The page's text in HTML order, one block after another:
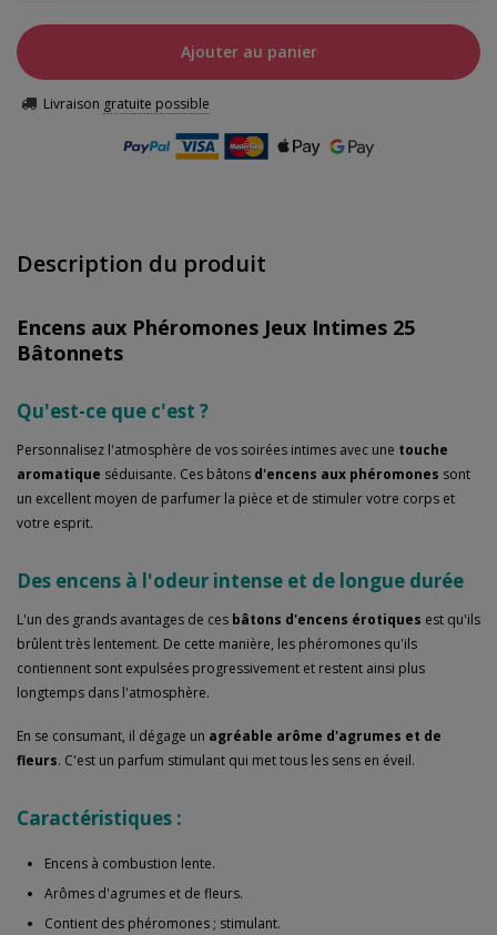
Ajouter au panier
Livraison gratuite possible
Description du produit
Encens aux Phéromones Jeux Intimes 25
Bâtonnets
Qu'est-ce que c'est ?
Personnalisez l'atmosphère de vos soirées intimes avec une touche
aromatique séduisante. Ces bâtons d'encens aux phéromones sont
un excellent moyen de parfumer la pièce et de stimuler votre corps et
votre esprit.
Des encens à l'odeur intense et de longue durée
L'un des grands avantages de ces bâtons d'encens érotiques est qu'ils
brûlent très lentement. De cette manière, les phéromones qu'ils
contiennent sont expulsées progressivement et restent ainsi plus
longtemps dans l'atmosphère.
En se consumant, il dégage un agréable arôme d'agrumes et de
fleurs. C'est un parfum stimulant qui met tous les sens en éveil.
Caractéristiques :
Encens à combustion lente.
Arômes d'agrumes et de fleurs.
Contient des phéromones ; stimulant.